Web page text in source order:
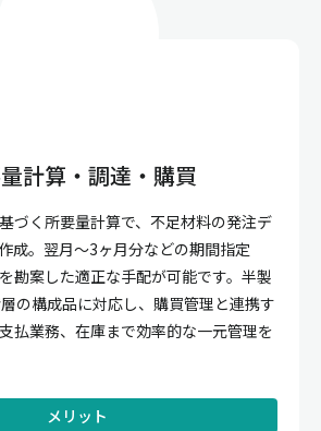
計算・調達・購買
づく所要量計算で、不足材料の発注デ
成。翌月〜3ヶ月分などの期間指定
勘案した適正な手配が可能です。半製
の構成品に対応し、購買管理と連携す
払業務、在庫まで効率的な一元管理を
メリット